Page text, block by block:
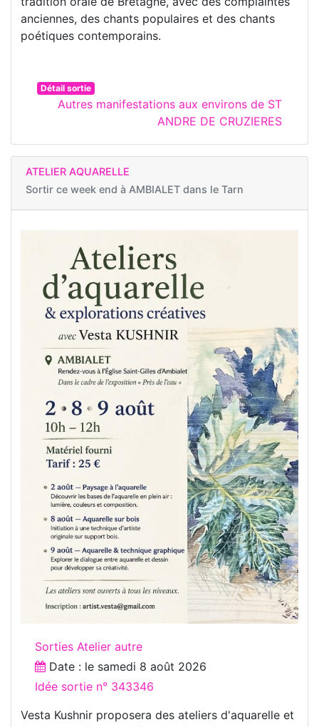
anciennes, des chants populaires et des chants
poétiques contemporains.
Détail sortie
Autres manifestations aux environs de ST
ANDRE DE CRUZIERES
ATELIER AQUARELLE
Sortir ce week end à AMBIALET dans le Tarn
Sorties Atelier autre
Date : le samedi 8 août 2026
Idée sortie n° 343346
Vesta Kushnir proposera des ateliers d'aquarelle et